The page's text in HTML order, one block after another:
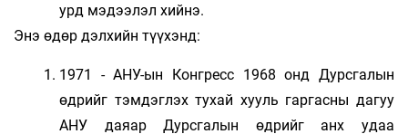
урд мэдээлэл хийнэ.
Энэ өдөр дэлхийн түүхэнд:
1971 - АНУ-ын Конгресс 1968 онд Дурсгалын
өдрийг тэмдэглэх тухай хууль гаргасны дагуу
АНУ даяар Дурсгалын өдрийг анх удаа